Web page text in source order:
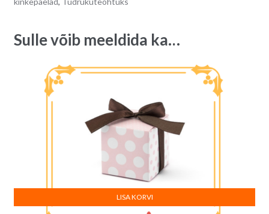
quantity
e
Sulle võib meeldida ka…
LISA KORVI